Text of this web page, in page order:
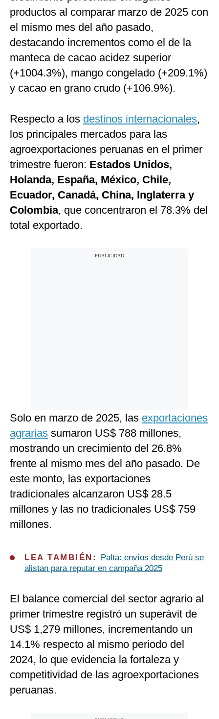
productos al comparar marzo de 2025 con
el mismo mes del año pasado,
destacando incrementos como el de la
manteca de cacao acidez superior
(+1004.3%), mango congelado (+209.1%)
y cacao en grano crudo (+106.9%).
Respecto a los destinos internacionales,
los principales mercados para las
agroexportaciones peruanas en el primer
trimestre fueron: Estados Unidos,
Holanda, España, México, Chile,
Ecuador, Canadá, China, Inglaterra y
Colombia, que concentraron el 78.3% del
total exportado.
Solo en marzo de 2025, las exportaciones
agrarias sumaron US$ 788 millones,
mostrando un crecimiento del 26.8%
frente al mismo mes del año pasado. De
este monto, las exportaciones
tradicionales alcanzaron US$ 28.5
millones y las no tradicionales US$ 759
millones.
LEA TAMBIÉN:
Palta: envíos desde Perú se
alistan para reputar en campaña 2025
El balance comercial del sector agrario al
primer trimestre registró un superávit de
US$ 1,279 millones, incrementando un
14.1% respecto al mismo periodo del
2024, lo que evidencia la fortaleza y
competitividad de las agroexportaciones
peruanas.